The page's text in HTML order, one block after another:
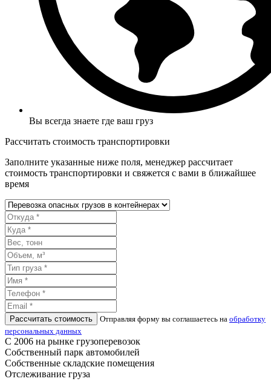
Вы всегда знаете где ваш груз
Рассчитать стоимость транспортировки
Заполните указанные ниже поля, менеджер рассчитает
стоимость транспортировки и свяжется с вами в ближайшее
время
Рассчитать стоимость Отправляя форму вы соглашаетесь на обработку
персональных данных
С 2006 на рынке грузоперевозок
Собственный парк автомобилей
Собственные складские помещения
Отслеживание груза